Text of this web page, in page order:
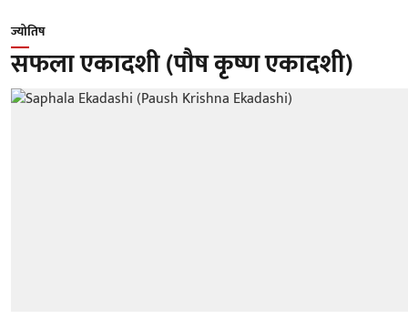
ज्योतिष
सफला एकादशी (पौष कृष्ण एकादशी)